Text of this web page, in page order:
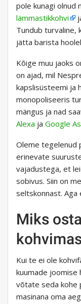
pole kunagi olnud
lämmastikkohvi
Tundub turvaline,
jätta barista
Kõige muu jaoks
on ajad, mil
kapslisüsteemi ja
monopoliseeris
mängus ja nad
Alexa ja Google
Oleme tegelenud
erinevate
vajadustega, et
sobivus. Siin on
seltskonnast. Aga
Miks
Kui te ei ole
kuumade joomise
võtate seda kohe
masinana oma